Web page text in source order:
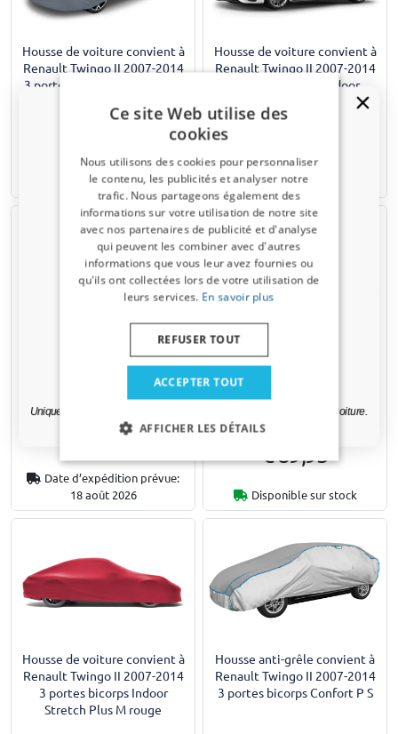
Housse de voiture convient à
Renault Twingo II 2007-2014
3 portes bicorps All Weather
Disponible sur stock
Housse de voiture convient à
Renault Twingo II 2007-2014
3 portes bicorps Indoor
Disponible sur stock
Housse de voiture convient à
Renault Twingo II 2007-2014
3 portes bicorps Indoor
Stretch Plus M anthracite
€ 89,95
Date d’expédition prévue:
18 août 2026
Housse de voiture convient à
Renault Twingo II 2007-2014
3 portes bicorps Indoor
Stretch Plus M noir
€ 89,95
Disponible sur stock
Housse de voiture convient à
Renault Twingo II 2007-2014
3 portes bicorps Indoor
Stretch Plus M rouge
Housse anti-grêle convient à
Renault Twingo II 2007-2014
3 portes bicorps Confort P S
Ce site Web utilise des
cookies
Nous utilisons des cookies pour personnaliser
le contenu, les publicités et analyser notre
trafic. Nous partageons également des
informations sur votre utilisation de notre site
avec nos partenaires de publicité et d'analyse
qui peuvent les combiner avec d'autres
informations que vous leur avez fournies ou
qu'ils ont collectées lors de votre utilisation de
leurs services. En savoir plus
ACCEPTER TOUT
REFUSER TOUT
AFFICHER LES DÉTAILS
Un code de réduction de 5 % ?
Inscrivez-vous dès maintenant à notre
newsletter et profitez-en ! Votre code promo est
valable 3 jours.
Uniquement des mises à jour et des offres pertinentes pour votre voiture.